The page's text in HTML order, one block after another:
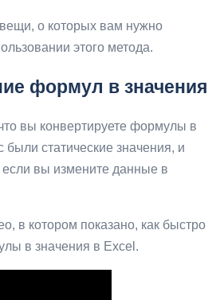
о которых вам нужно
этого метода.
формул в значения
вы конвертируете формулы в
были статические значения, и
если вы измените данные в
в котором показано, как быстро
в значения в Excel.